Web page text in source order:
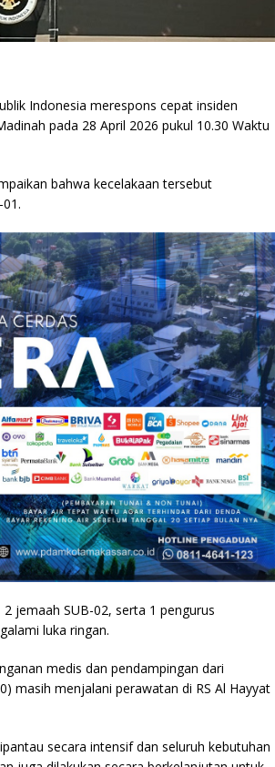
Indonesia merespons cepat insiden
pada 28 April 2026 pukul 10.30 Waktu
bahwa kecelakaan tersebut
jemaah SUB-02, serta 1 pengurus
luka ringan.
medis dan pendampingan dari
masih menjalani perawatan di RS Al Hayyat
secara intensif dan seluruh kebutuhan